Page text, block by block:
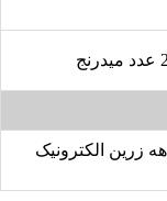
همراه, 18 ماهه زرین الکترونیک